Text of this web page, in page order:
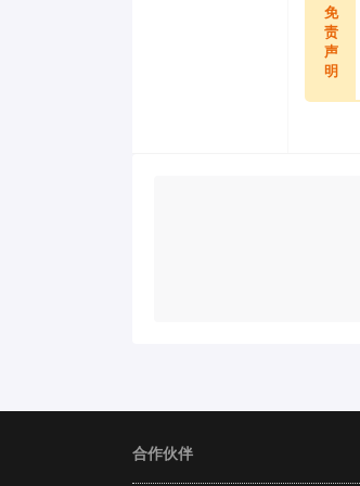
免
责
声
明
合作伙伴